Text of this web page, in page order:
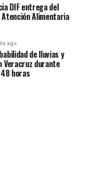
DIF entrega del
Alimentaria
ago
de lluvias y
Veracruz durante
horas